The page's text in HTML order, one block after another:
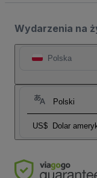
Wydarzenia na
Polska
Polski
US$ Dolar